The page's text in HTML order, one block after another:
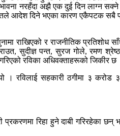
नरहँदा अझै एक दुई दिन लाग्न
आदेश दिने भएका कारण एकैपटक सबै
राखिएको र राजनीतिक प्रतिशोध
सुदीज्ञ पन्त, सुरज गोले, रमण
रविका अधिवक्ताहरूको जिकीर छ
। रविलाई सहकारी ठगीमा ३
रिहा हुने दाबी गरिरहेका छन्